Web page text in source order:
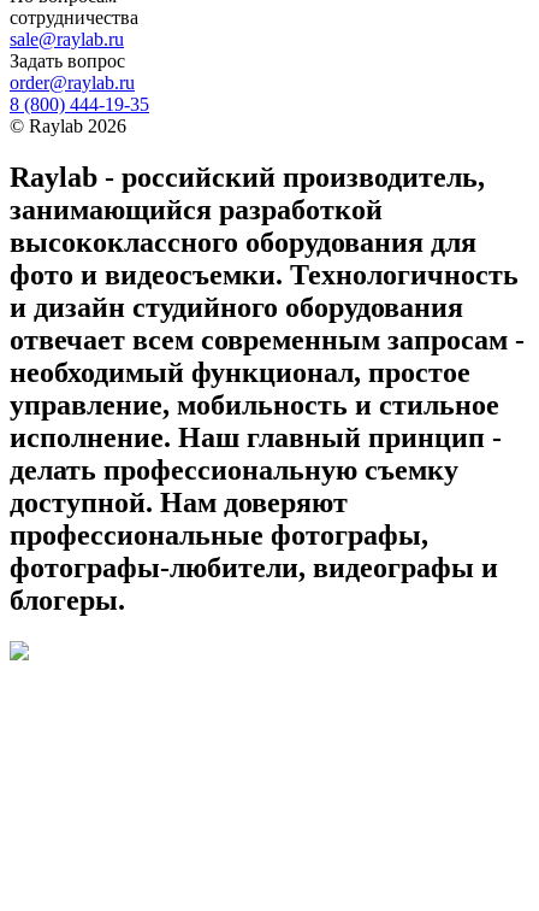
сотрудничества
sale@raylab.ru
Задать вопрос
order@raylab.ru
8 (800) 444-19-35
© Raylab 2026
Raylab - российский производитель,
занимающийся разработкой
высококлассного оборудования для
фото и видеосъемки. Технологичность
и дизайн студийного оборудования
отвечает всем современным запросам -
необходимый функционал, простое
управление, мобильность и стильное
исполнение. Наш главный принцип -
делать профессиональную съемку
доступной. Нам доверяют
профессиональные фотографы,
фотографы-любители, видеографы и
блогеры.